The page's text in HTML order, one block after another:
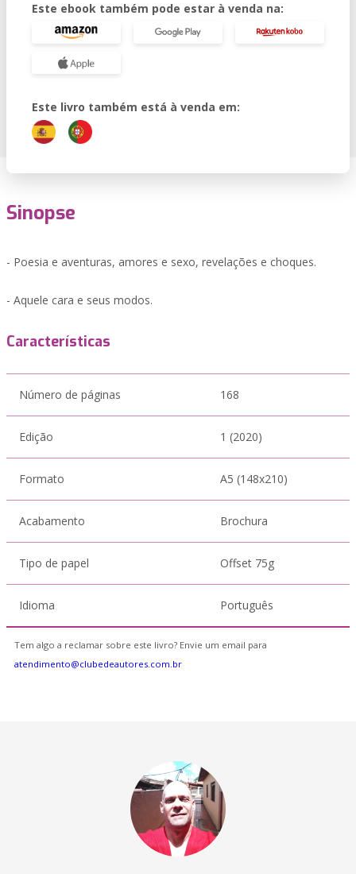
Este ebook também pode estar à venda na:
Este livro também está à venda em:
Sinopse
- Poesia e aventuras, amores e sexo, revelações e choques.
- Aquele cara e seus modos.
Características
Número de páginas 168
Edição 1 (2020)
Formato A5 (148x210)
Acabamento Brochura
Tipo de papel Offset 75g
Idioma Português
Tem algo a reclamar sobre este livro? Envie um email para
atendimento@clubedeautores.com.br